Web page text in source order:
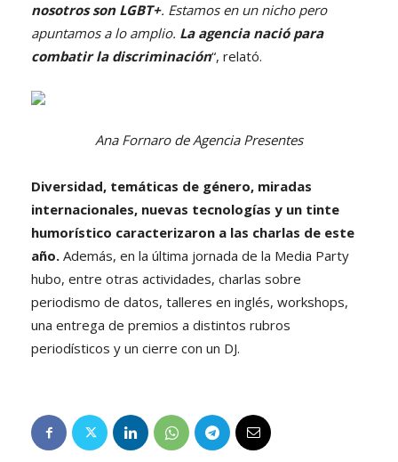
nosotros son LGBT+. Estamos en un nicho pero
apuntamos a lo amplio. La agencia nació para
combatir la discriminación“, relató.
Ana Fornaro de Agencia Presentes
Diversidad, temáticas de género, miradas
internacionales, nuevas tecnologías y un tinte
humorístico caracterizaron a las charlas de este
año. Además, en la última jornada de la Media Party
hubo, entre otras actividades, charlas sobre
periodismo de datos, talleres en inglés, workshops,
una entrega de premios a distintos rubros
periodísticos y un cierre con un DJ.